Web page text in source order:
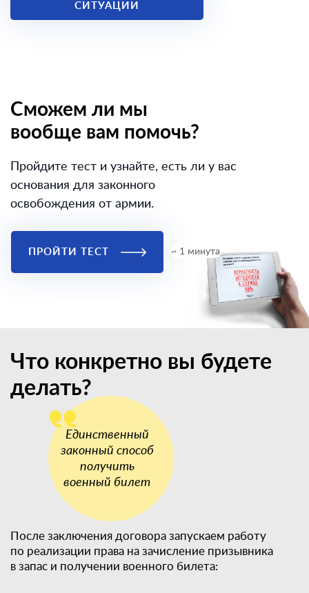
СИТУАЦИИ
Сможем ли мы
вообще вам помочь?
Пройдите тест и узнайте, есть ли у вас
основания для законного
освобождения от армии.
ПРОЙТИ ТЕСТ ~ 1 минута
Что конкретно вы будете
делать?
После заключения договора запускаем работу
по реализации права на зачисление призывника
в запас и получении военного билета: